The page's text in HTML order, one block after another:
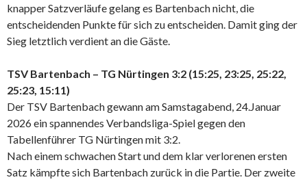
knapper Satzverläufe gelang es Bartenbach nicht, die
entscheidenden Punkte für sich zu entscheiden. Damit ging der
Sieg letztlich verdient an die Gäste.
TSV Bartenbach – TG Nürtingen 3:2 (15:25, 23:25, 25:22,
25:23, 15:11)
Der TSV Bartenbach gewann am Samstagabend, 24.Januar
2026 ein spannendes Verbandsliga-Spiel gegen den
Tabellenführer TG Nürtingen mit 3:2.
Nach einem schwachen Start und dem klar verlorenen ersten
Satz kämpfte sich Bartenbach zurück in die Partie. Der zweite